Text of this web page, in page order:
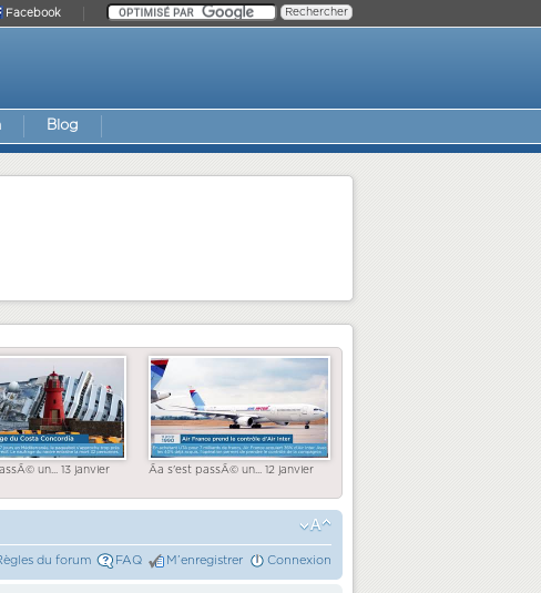
Facebook
Blog
un... 13 janvier Ãa s'est passÃ© un... 12 janvier
du forum FAQ M’enregistrer Connexion